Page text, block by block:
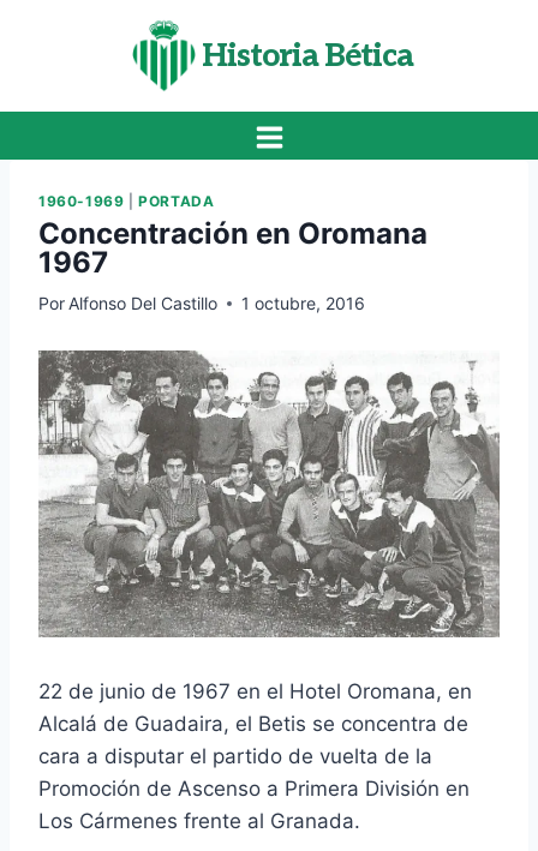
Historia Bética
1960-1969 |PORTADA
Concentración en Oromana
1967
Por Alfonso Del Castillo 1 octubre, 2016
22 de junio de 1967 en el Hotel Oromana, en
Alcalá de Guadaira, el Betis se concentra de
cara a disputar el partido de vuelta de la
Promoción de Ascenso a Primera División en
Los Cármenes frente al Granada.